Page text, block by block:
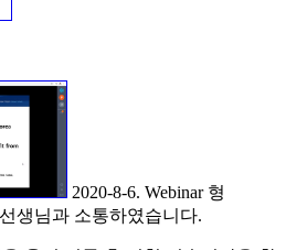
2020-8-6. Webinar 형
생님과 소통하였습니다.